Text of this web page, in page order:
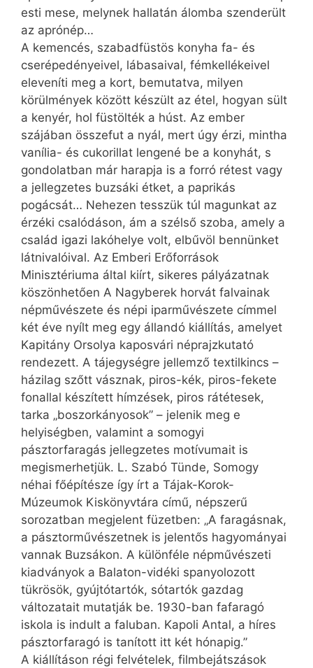
esti mese, melynek hallatán álomba szenderült
az aprónép…
A kemencés, szabadfüstös konyha fa- és
cserépedényeivel, lábasaival, fémkellékeivel
eleveníti meg a kort, bemutatva, milyen
körülmények között készült az étel, hogyan sült
a kenyér, hol füstölték a húst. Az ember
szájában összefut a nyál, mert úgy érzi, mintha
vanília- és cukorillat lengené be a konyhát, s
gondolatban már harapja is a forró rétest vagy
a jellegzetes buzsáki étket, a paprikás
pogácsát… Nehezen tesszük túl magunkat az
érzéki csalódáson, ám a szélső szoba, amely a
család igazi lakóhelye volt, elbűvöl bennünket
látnivalóival. Az Emberi Erőforrások
Minisztériuma által kiírt, sikeres pályázatnak
köszönhetően A Nagyberek horvát falvainak
népművészete és népi iparművészete címmel
két éve nyílt meg egy állandó kiállítás, amelyet
Kapitány Orsolya kaposvári néprajzkutató
rendezett. A tájegységre jellemző textilkincs –
házilag szőtt vásznak, piros-kék, piros-fekete
fonallal készített hímzések, piros rátétesek,
tarka „boszorkányosok” – jelenik meg e
helyiségben, valamint a somogyi
pásztorfaragás jellegzetes motívumait is
megismerhetjük. L. Szabó Tünde, Somogy
néhai főépítésze így írt a Tájak-Korok-
Múzeumok Kiskönyvtára című, népszerű
sorozatban megjelent füzetben: „A faragásnak,
a pásztorművészetnek is jelentős hagyományai
vannak Buzsákon. A különféle népművészeti
kiadványok a Balaton-vidéki spanyolozott
tükrösök, gyújtótartók, sótartók gazdag
változatait mutatják be. 1930-ban fafaragó
iskola is indult a faluban. Kapoli Antal, a híres
pásztorfaragó is tanított itt két hónapig.”
A kiállításon régi felvételek, filmbejátszások